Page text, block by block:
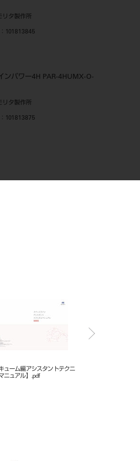
リタ製作所
：101813845
ンパワー4H PAR-4HUMX-O-
リタ製作所
：101813875
ューム編アシスタントテクニ
ニュアル】.pdf